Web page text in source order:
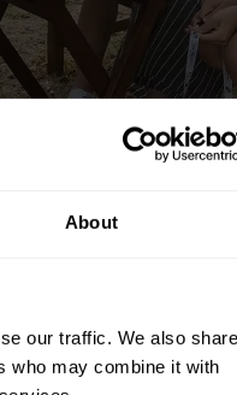
About
our traffic. We also share
who may combine it with